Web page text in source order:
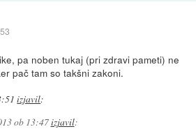
pa noben tukaj (pri zdravi pameti) ne
pač tam so takšni zakoni.
izjavil:
ob 13:47izjavil: